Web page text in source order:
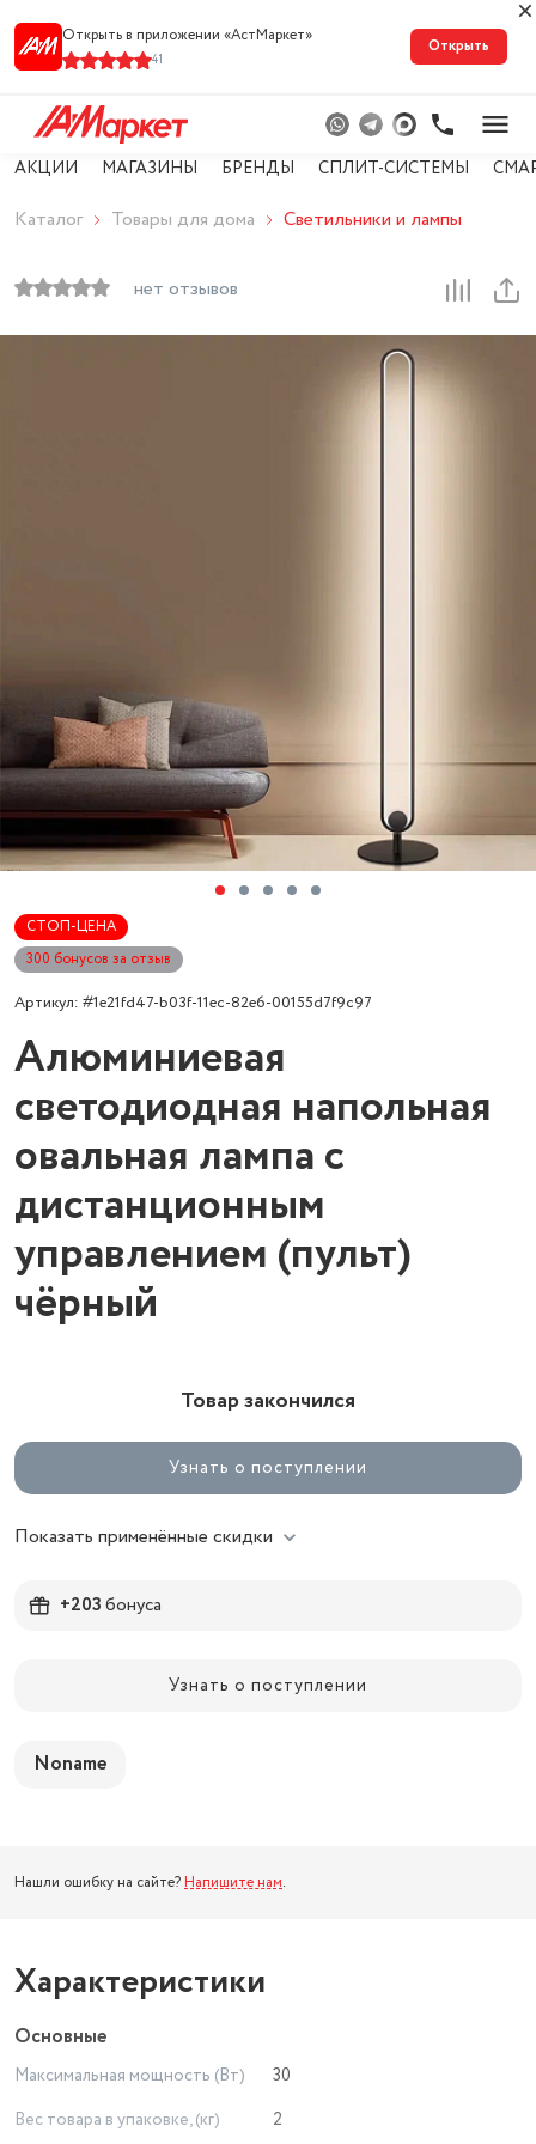
Открыть в приложении «АстМарке‪т‬»
41
Открыть
АКЦИИ МАГАЗИНЫ БРЕНДЫ СПЛИТ-СИСТЕМЫ
Каталог Товары для дома Светильники и лампы
нет отзывов
СТОП-ЦЕНА
300 бонусов за отзыв
Артикул: #1e21fd47-b03f-11ec-82e6-00155d7f9c97
Алюминиевая
светодиодная напольная
овальная лампа с
дистанционным
управлением (пульт)
чёрный
Товар закончился
Узнать о поступлении
Показать применённые скидки
+203бонуса
Узнать о поступлении
Noname
Нашли ошибку на сайте? Напишите нам.
Характеристики
Основные
Максимальная мощность (Вт)
30
Вес товара в упаковке, (кг)
2